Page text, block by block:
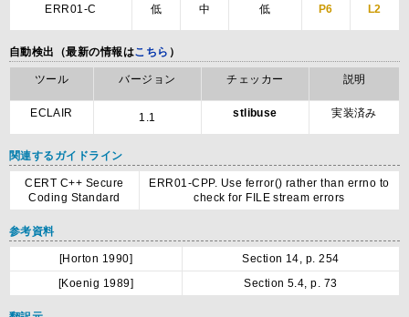
ERR01-C 低 中 低 P6 L2
自動検出（最新の情報はこちら ）
ツール バージョン チェッカー 説明
ECLAIR 1.1 stlibuse 実装済み
関連するガイドライン
CERT C++ Secure
Coding Standard
ERR01-CPP. Use ferror() rather than errno to
check for FILE stream errors
参考資料
[Horton 1990]
Section 14, p. 254
[Koenig 1989]
Section 5.4, p. 73